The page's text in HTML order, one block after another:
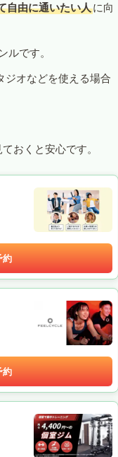
自由に通いたい人に向
ルです。
ジオなどを使える場合
おくと安心です。
約
約